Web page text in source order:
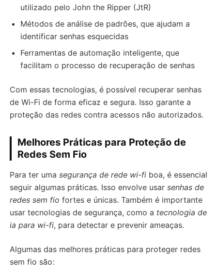
utilizado pelo John the Ripper (JtR)
Métodos de análise de padrões, que ajudam a
identificar senhas esquecidas
Ferramentas de automação inteligente, que
facilitam o processo de recuperação de senhas
Com essas tecnologias, é possível recuperar senhas
de Wi-Fi de forma eficaz e segura. Isso garante a
proteção das redes contra acessos não autorizados.
Melhores Práticas para Proteção de
Redes Sem Fio
Para ter uma segurança de rede wi-fi boa, é essencial
seguir algumas práticas. Isso envolve usar senhas de
redes sem fio fortes e únicas. Também é importante
usar tecnologias de segurança, como a tecnologia de
ia para wi-fi, para detectar e prevenir ameaças.
Algumas das melhores práticas para proteger redes
sem fio são: